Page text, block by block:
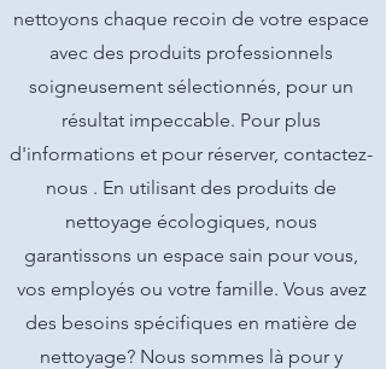
nettoyons chaque recoin de votre espace
avec des produits professionnels
soigneusement sélectionnés, pour un
résultat impeccable. Pour plus
d'informations et pour réserver, contactez-
nous . En utilisant des produits de
nettoyage écologiques, nous
garantissons un espace sain pour vous,
vos employés ou votre famille. Vous avez
des besoins spécifiques en matière de
nettoyage? Nous sommes là pour y